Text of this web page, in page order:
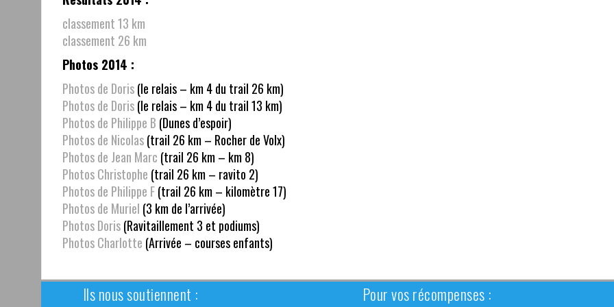
classement 13 km
classement 26 km
Photos 2014 :
Photos de Doris(le relais – km 4 du trail 26 km)
Photos de Doris(le relais – km 4 du trail 13 km)
Photos de Philippe B (Dunes d’espoir)
Photos de Nicolas(trail 26 km – Rocher de Volx)
Photos de Jean Marc (trail 26 km – km 8)
Photos Christophe (trail 26 km – ravito 2)
Photos de Philippe F(trail 26 km – kilomètre 17)
Photos de Muriel (3 km de l’arrivée)
Photos Doris(Ravitaillement 3 et podiums)
Photos Charlotte (Arrivée – courses enfants)
Ils nous soutiennent : Pour vos récompenses :